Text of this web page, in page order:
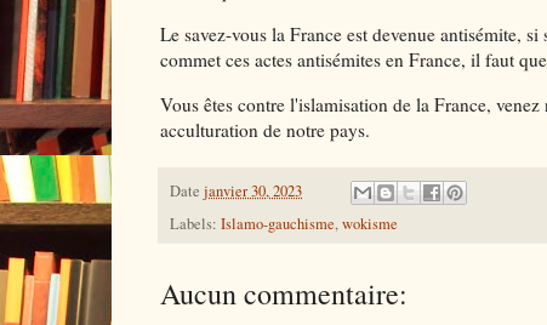
Le savez-vous la France est devenue antisémite,
commet ces actes antisémites en France, il faut
Vous êtes contre l'islamisation de la France,
acculturation de notre pays.
Date janvier 30, 2023
Labels: Islamo-gauchisme,wokisme
Aucun commentaire: